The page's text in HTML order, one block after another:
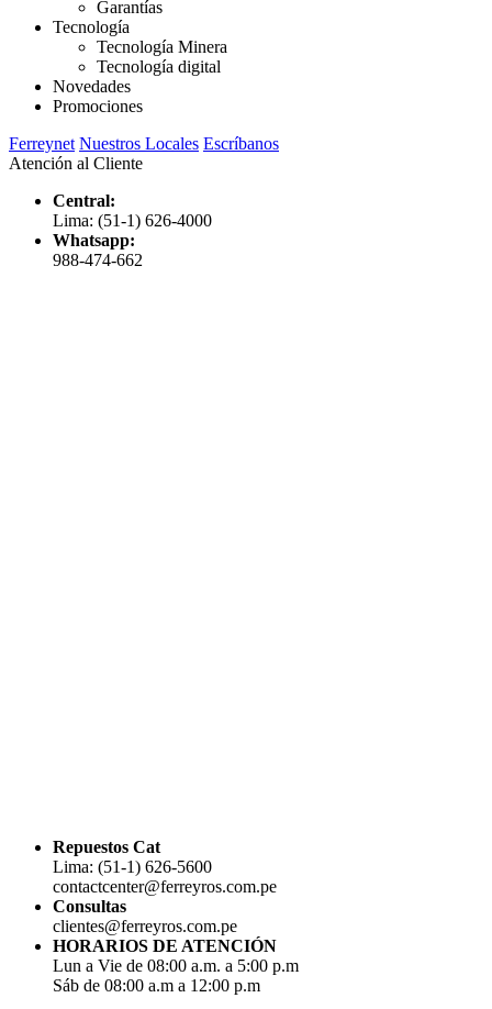
Garantías
Tecnología
Tecnología Minera
Tecnología digital
Novedades
Promociones
Ferreynet Nuestros Locales Escríbanos
Atención al Cliente
Central:
Lima: (51-1) 626-4000
Whatsapp:
988-474-662
Repuestos Cat
Lima: (51-1) 626-5600
contactcenter@ferreyros.com.pe
Consultas
clientes@ferreyros.com.pe
HORARIOS DE ATENCIÓN
Lun a Vie de 08:00 a.m. a 5:00 p.m
Sáb de 08:00 a.m a 12:00 p.m